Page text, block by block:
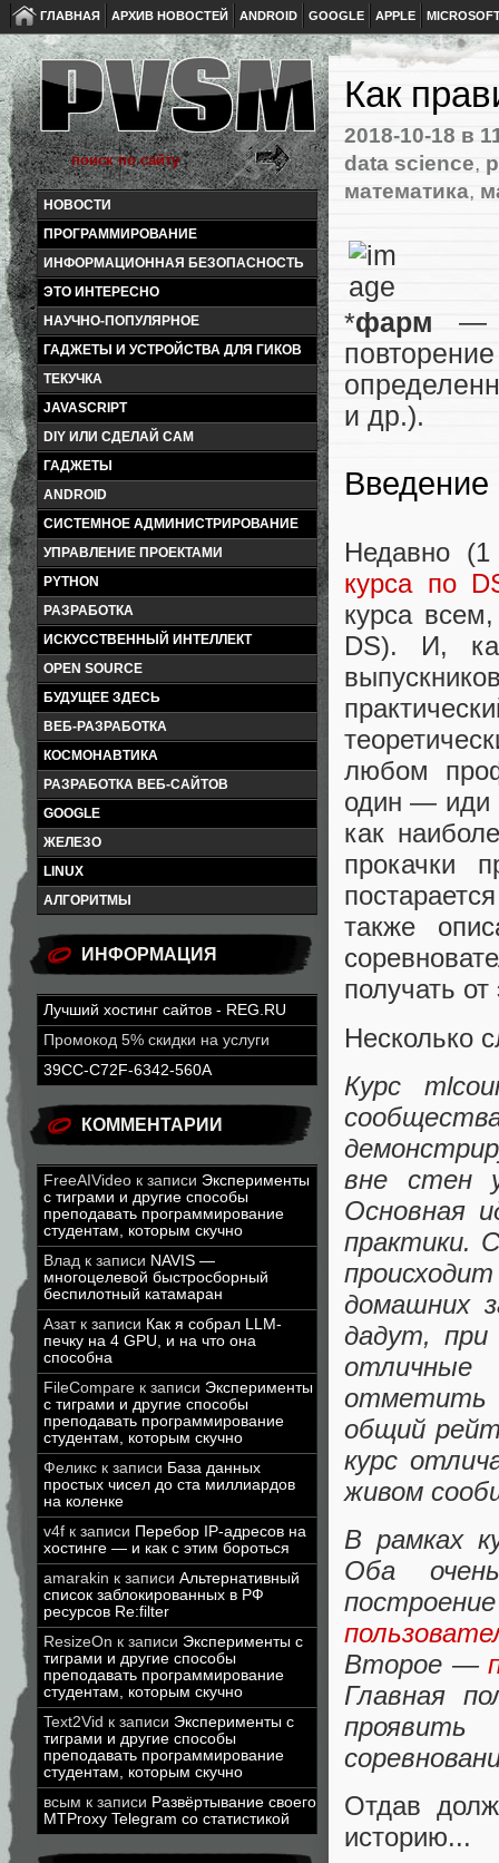
ГЛАВНАЯ АРХИВ НОВОСТЕЙ ANDROID GOOGLE APPLE
НОВОСТИ
ПРОГРАММИРОВАНИЕ
ИНФОРМАЦИОННАЯ БЕЗОПАСНОСТЬ
ЭТО ИНТЕРЕСНО
НАУЧНО-ПОПУЛЯРНОЕ
ГАДЖЕТЫ И УСТРОЙСТВА ДЛЯ ГИКОВ
ТЕКУЧКА
JAVASCRIPT
DIY ИЛИ СДЕЛАЙ САМ
ГАДЖЕТЫ
ANDROID
СИСТЕМНОЕ АДМИНИСТРИРОВАНИЕ
УПРАВЛЕНИЕ ПРОЕКТАМИ
PYTHON
РАЗРАБОТКА
ИСКУССТВЕННЫЙ ИНТЕЛЛЕКТ
OPEN SOURCE
БУДУЩЕЕ ЗДЕСЬ
ВЕБ-РАЗРАБОТКА
КОСМОНАВТИКА
РАЗРАБОТКА ВЕБ-САЙТОВ
GOOGLE
ЖЕЛЕЗО
LINUX
АЛГОРИТМЫ
ИНФОРМАЦИЯ
Лучший хостинг сайтов - REG.RU
Промокод 5% скидки на услуги
39CC-C72F-6342-560A
КОММЕНТАРИИ
FreeAIVideo к записи Эксперименты
с тиграми и другие способы
преподавать программирование
студентам, которым скучно
Влад к записи NAVIS —
многоцелевой быстросборный
беспилотный катамаран
Азатк записи Как я собрал LLM-
печку на 4 GPU, и на что она
способна
FileCompare к записи Эксперименты
с тиграми и другие способы
преподавать программирование
студентам, которым скучно
Феликс к записи База данных
простых чисел до ста миллиардов
на коленке
v4f к записи Перебор IP-адресов на
хостинге — и как с этим бороться
amarakin к записи Альтернативный
список заблокированных в РФ
ресурсов Re:filter
ResizeOn к записи Эксперименты с
тиграми и другие способы
преподавать программирование
студентам, которым скучно
Text2Vid к записи Эксперименты с
тиграми и другие способы
преподавать программирование
студентам, которым скучно
всым к записи Развёртывание своего
MTProxy Telegram со статистикой
Как
2018-10-18 в
data science,
математика,
*фарм —
и др.).
Введение
Недавно (1
курса по
курса
DS). И,
любом
один — иди
как
прокачки
также
получать
Несколько
Курс
вне стен
Основная
практики.
домашних
дадут, при
отметить
общий
курс
живом
В рамках
Оба
Второе —
Главная
Отдав
историю...